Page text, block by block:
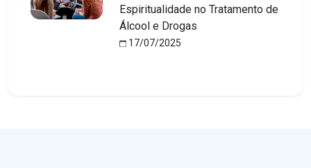
Espiritualidade no Tratamento de
Álcool e Drogas
17/07/2025